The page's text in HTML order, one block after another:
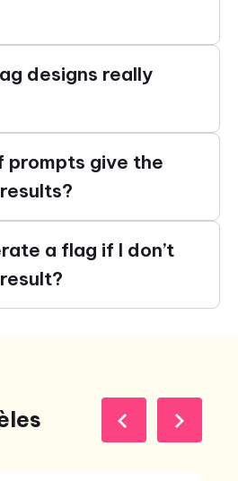
designs really
prompts give the
a flag if I don’t